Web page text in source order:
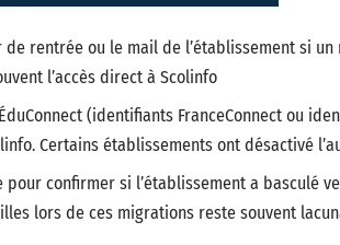
rentrée ou le mail de l’établissement si un
l’accès direct à Scolinfo
(identifiants FranceConnect ou
Certains établissements ont désactivé
confirmer si l’établissement a basculé
lors de ces migrations reste souvent